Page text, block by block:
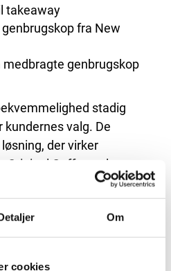
Om
cookies
takeaway
fra New
medbragte genbrugskop
stadig
valg. De
der virker
Coffee oplever
over for
men at valget ofte